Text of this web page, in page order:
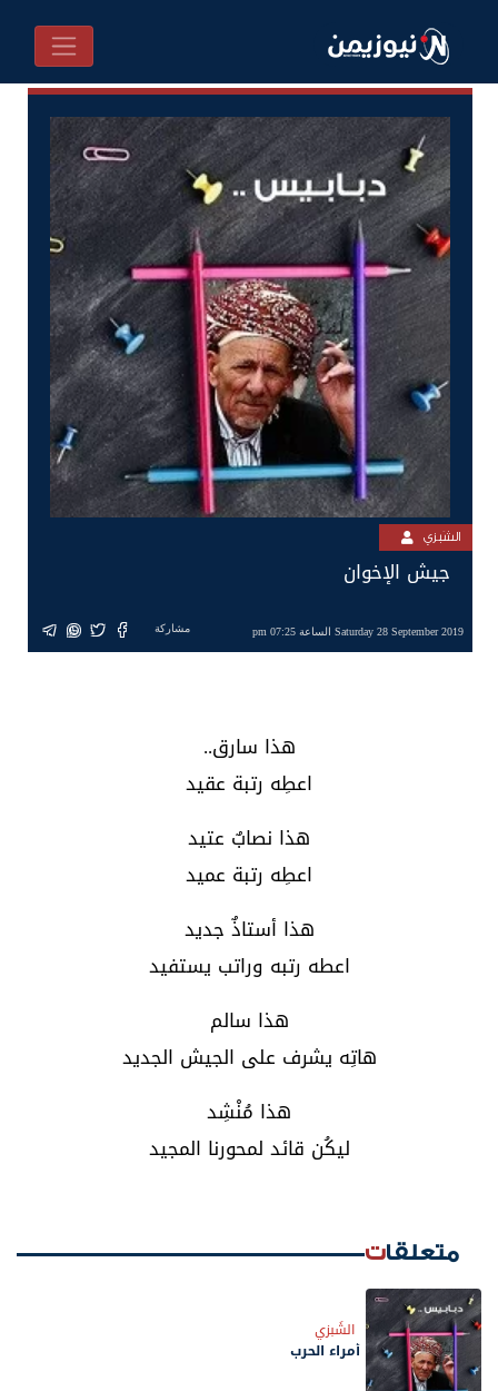
الشَبزي
جيش الإخوان
Saturday 28 September 2019 الساعة 07:25 pm مشاركة
هذا سارق..
اعطِه رتبة عقيد
هذا نصابٌ عتيد
اعطِه رتبة عميد
هذا أستاذٌ جديد
اعطه رتبه وراتب يستفيد
هذا سالم
هاتِه يشرف على الجيش الجديد
هذا مُنْشِد
ليكُن قائد لمحورنا المجيد
متعلقات
الشَبزي
أمراء الحرب